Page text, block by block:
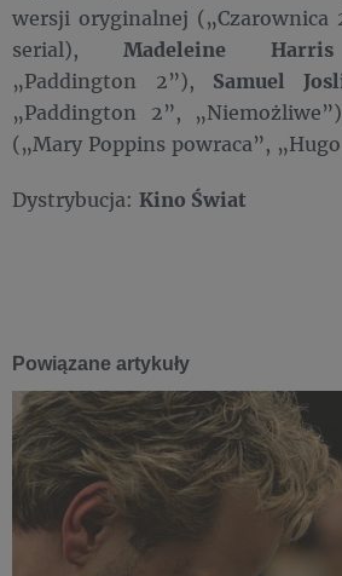
wersji oryginalnej („Czarownica
serial), Madeleine Harris
„Paddington 2”), Samuel
„Paddington 2”,
(„Mary Poppins powraca”,
Dystrybucja: Kino Świat
Powiązane artykuły